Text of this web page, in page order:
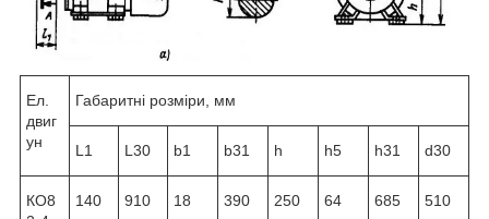
Ел.
двиг
ун
Габаритні розміри, мм
L1 L30 b1 b31 h h5 h31 d30
КО8
140 910 18 390 250 64 685 510